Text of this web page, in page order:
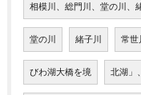
相模川、総門川、堂の川、
堂の川 緒子川 常世
びわ湖大橋を境 北湖」